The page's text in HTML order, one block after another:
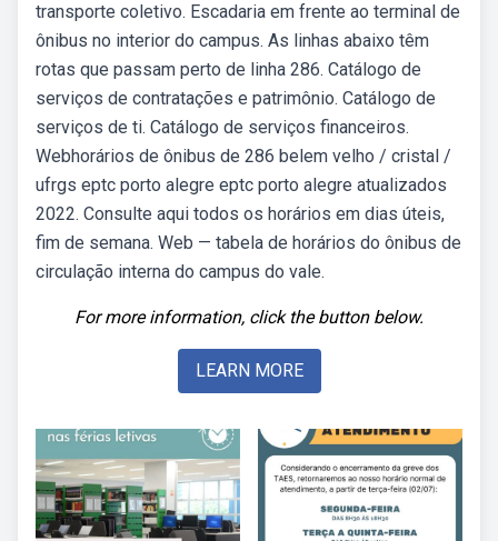
transporte coletivo. Escadaria em frente ao terminal de
ônibus no interior do campus. As linhas abaixo têm
rotas que passam perto de linha 286. Catálogo de
serviços de contratações e patrimônio. Catálogo de
serviços de ti. Catálogo de serviços financeiros.
Webhorários de ônibus de 286 belem velho / cristal /
ufrgs eptc porto alegre eptc porto alegre atualizados
2022. Consulte aqui todos os horários em dias úteis,
fim de semana. Web — tabela de horários do ônibus de
circulação interna do campus do vale.
For more information, click the button below.
LEARN MORE